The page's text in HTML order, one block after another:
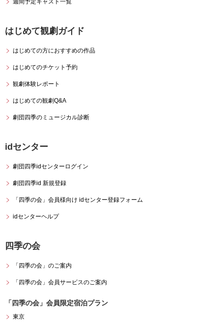
週間予定キャスト一覧
はじめて観劇ガイド
はじめての方におすすめの作品
はじめてのチケット予約
観劇体験レポート
はじめての観劇Q&A
劇団四季のミュージカル診断
idセンター
劇団四季idセンターログイン
劇団四季id 新規登録
「四季の会」会員様向け idセンター登録フォーム
idセンターヘルプ
四季の会
「四季の会」のご案内
「四季の会」会員サービスのご案内
「四季の会」会員限定宿泊プラン
東京